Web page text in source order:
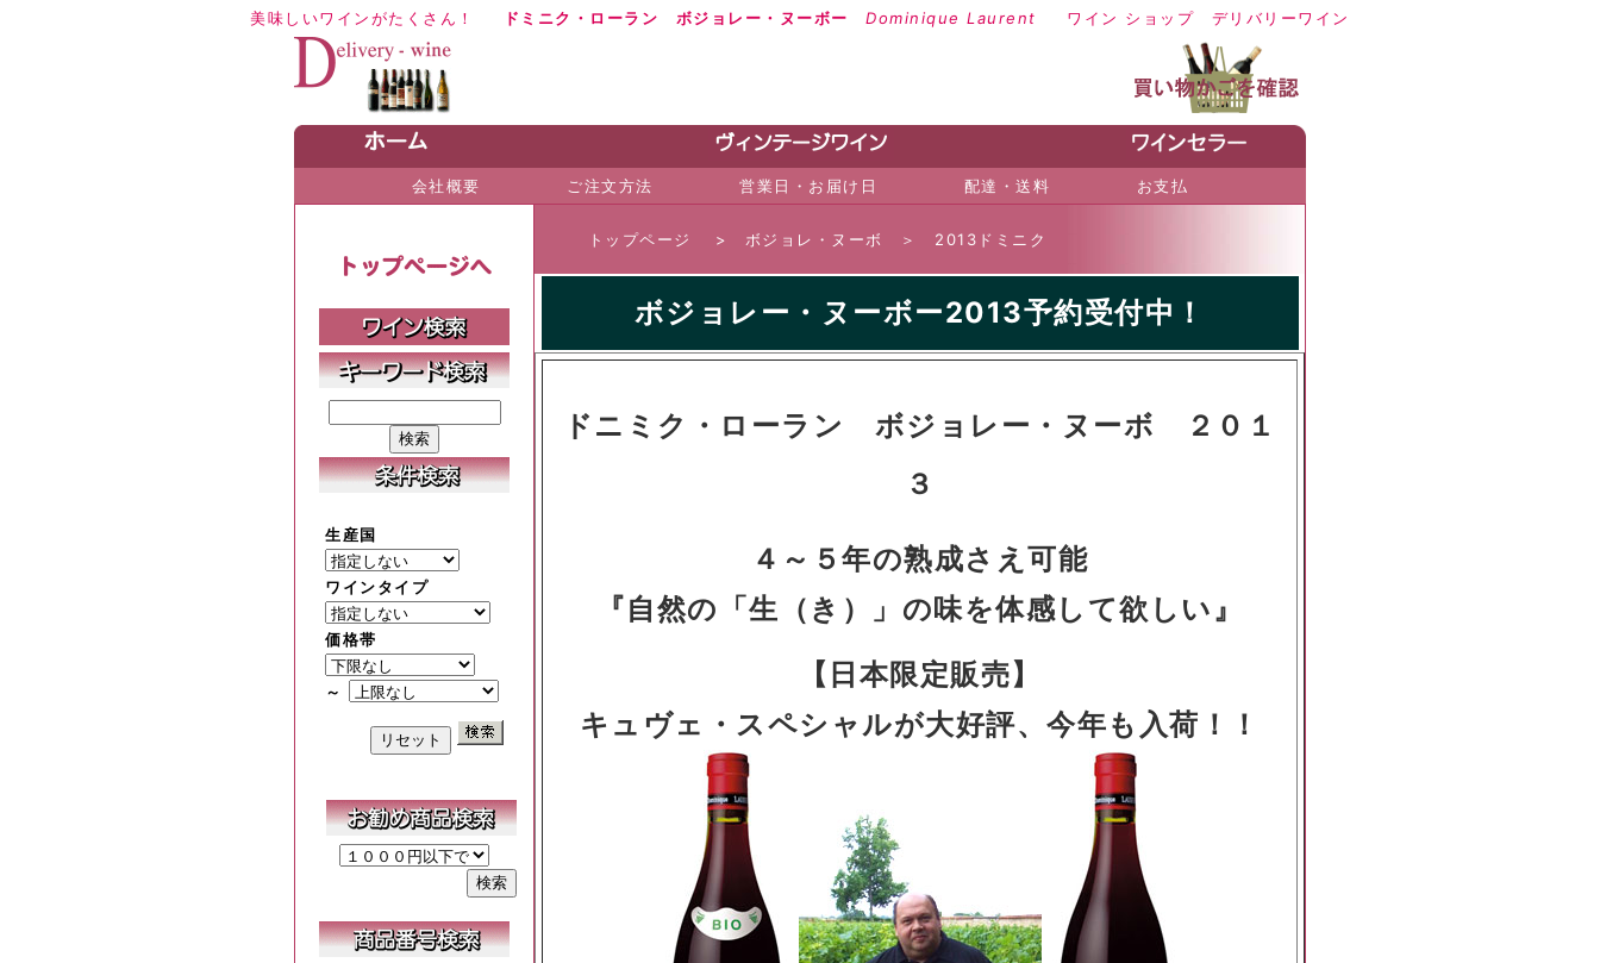
美味しいワインがたくさん！ ドミニク・ローラン ボジョレー・ヌーボー Dominique Laurent ワイン ショップ デリバリーワイン
会社概要 ご注文方法 営業日・お届け日 配達・送料 お支払
生産国
ワインタイプ
価格帯
～
トップページ > ボジョレ・ヌーボ ＞ 2013ドミニク
ボジョレー・ヌーボー2013予約受付中！
ドニミク・ローラン ボジョレー・ヌーボ ２０１
３
４～５年の熟成さえ可能
『自然の「生（き）」の味を体感して欲しい』
【日本限定販売】
キュヴェ・スペシャルが大好評、今年も入荷！！